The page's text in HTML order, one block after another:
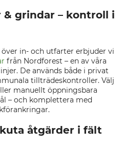
grindar – kontroll i
in- och utfarter erbjuder vi
från Nordforest – en av våra
De används både i privat
tillträdeskontroller. Välj
manuellt öppningsbara
– och komplettera med
åtgärder i fält